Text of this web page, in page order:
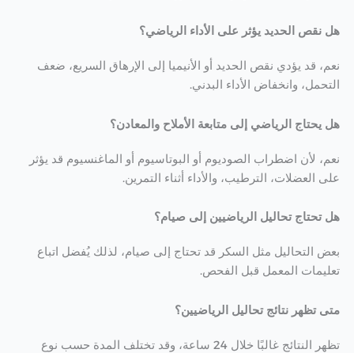
هل نقص الحديد يؤثر على الأداء الرياضي؟
نعم، قد يؤدي نقص الحديد أو الأنيميا إلى الإرهاق السريع، ضعف
التحمل، وانخفاض الأداء البدني.
هل يحتاج الرياضي إلى متابعة الأملاح والمعادن؟
نعم، لأن اضطراب الصوديوم أو البوتاسيوم أو الماغنسيوم قد يؤثر
على العضلات، الترطيب، والأداء أثناء التمرين.
هل تحتاج تحاليل الرياضيين إلى صيام؟
بعض التحاليل مثل السكر قد تحتاج إلى صيام، لذلك يُفضل اتباع
تعليمات المعمل قبل الفحص.
متى تظهر نتائج تحاليل الرياضيين؟
تظهر النتائج غالبًا خلال 24 ساعة، وقد تختلف المدة حسب نوع